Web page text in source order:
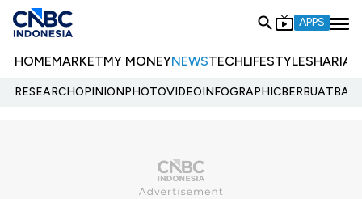
APPS
HOMEMARKETMY MONEYNEWSTECHLIFESTYLESHARIA
RESEARCHOPINIONPHOTOVIDEOINFOGRAPHIC